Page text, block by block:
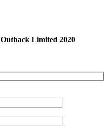
Limited 2020